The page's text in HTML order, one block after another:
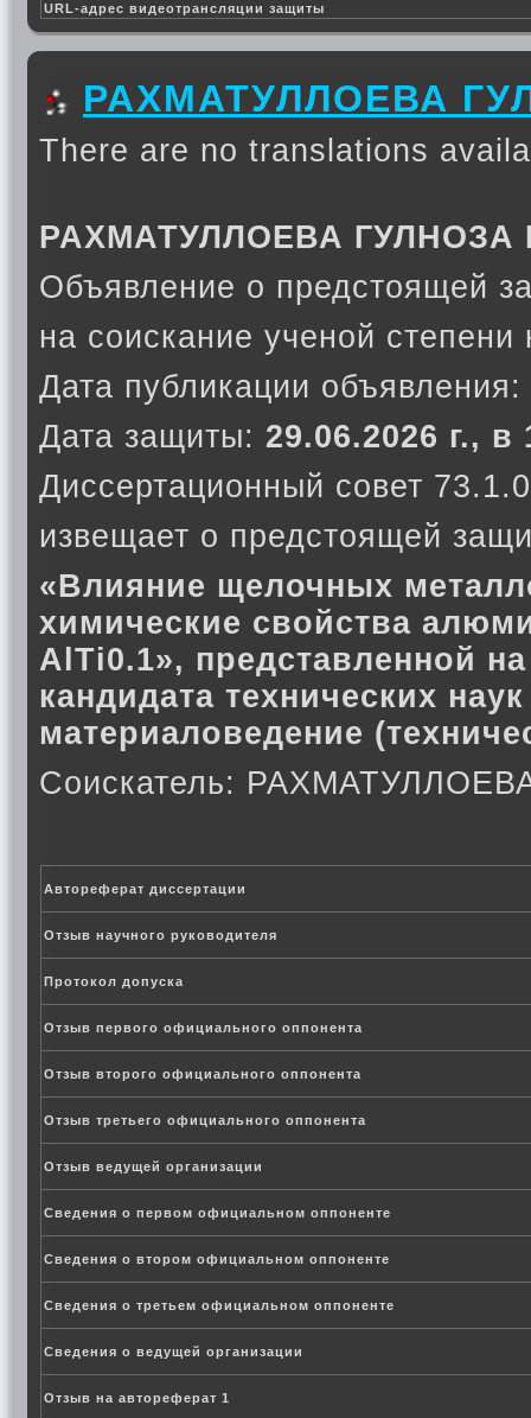
URL-адрес видеотрансляции защиты
РАХМАТУЛЛОЕВА
There are no translations
РАХМАТУЛЛОЕВА ГУЛНОЗА
Объявление о предстоящей
на соискание ученой степени
Дата публикации объявления:
Дата защиты: 29.06.2026 г., в
Диссертационный совет
извещает о предстоящей
«Влияние щелочных
химические свойства
AlTi0.1», представленной
кандидата технических
материаловедение
Соискатель:
Автореферат диссертации
Отзыв научного руководителя
Протокол допуска
Отзыв первого официального оппонента
Отзыв второго официального оппонента
Отзыв третьего официального оппонента
Отзыв ведущей организации
Сведения о первом официальном оппоненте
Сведения о втором официальном оппоненте
Сведения о третьем официальном оппоненте
Сведения о ведущей организации
Отзыв на автореферат 1